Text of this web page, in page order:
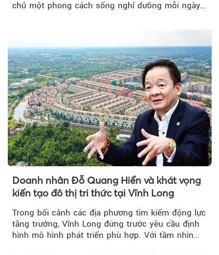
chủ một phong cách sống nghỉ dưỡng mỗi ngày…
Doanh nhân Đỗ Quang Hiển và khát vọng
kiến tạo đô thị tri thức tại Vĩnh Long
Trong bối cảnh các địa phương tìm kiếm động lực
tăng trưởng, Vĩnh Long đứng trước yêu cầu định
hình mô hình phát triển phù hợp. Với tầm nhìn